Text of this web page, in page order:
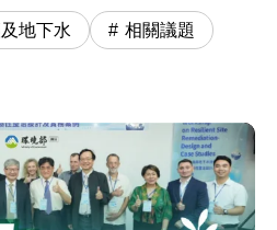
地下水 相關議題